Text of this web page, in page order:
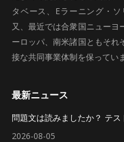
タベース、Eラーニング・
又、最近では合衆国ニューヨ
ーロッパ、南米諸国ともそれ
接な共同事業体制を保ってい
最新ニュース
問題文は読みましたか？ テ
2026-08-05